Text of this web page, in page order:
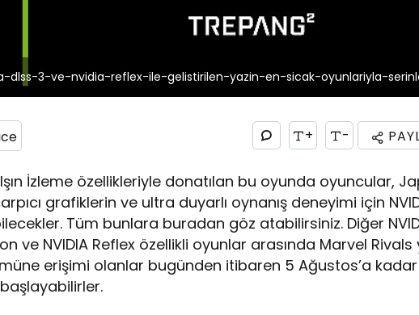
dlss-3-ve-nvidia-reflex-ile-gelistirilen-yazin-en-sicak-oyunlariyla-
+ -
Işın İzleme özellikleriyle donatılan bu oyunda oyuncular,
grafiklerin ve ultra duyarlı oynanış deneyimi için
Tüm bunlara buradan göz atabilirsiniz. Diğer
ve NVIDIA Reflex özellikli oyunlar arasında Marvel Rivals
erişimi olanlar bugünden itibaren 5 Ağustos’a kadar